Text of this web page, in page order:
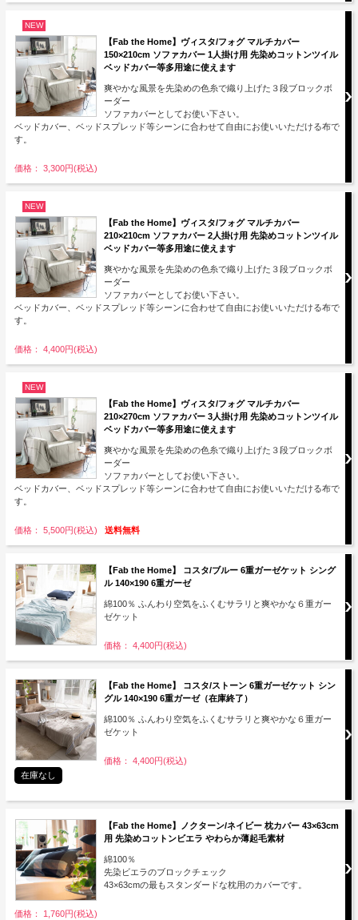
NEW
【Fab the Home】ヴィスタ/フォグ マルチカバー
150×210cm ソファカバー 1人掛け用 先染めコットンツイル
ベッドカバー等多用途に使えます
爽やかな風景を先染めの色糸で織り上げた３段ブロックボ
ーダー
ソファカバーとしてお使い下さい。
ベッドカバー、ベッドスプレッド等シーンに合わせて自由にお使いいただける布で
す。
価格： 3,300円(税込)
NEW
【Fab the Home】ヴィスタ/フォグ マルチカバー
210×210cm ソファカバー 2人掛け用 先染めコットンツイル
ベッドカバー等多用途に使えます
爽やかな風景を先染めの色糸で織り上げた３段ブロックボ
ーダー
ソファカバーとしてお使い下さい。
ベッドカバー、ベッドスプレッド等シーンに合わせて自由にお使いいただける布で
す。
価格： 4,400円(税込)
NEW
【Fab the Home】ヴィスタ/フォグ マルチカバー
210×270cm ソファカバー 3人掛け用 先染めコットンツイル
ベッドカバー等多用途に使えます
爽やかな風景を先染めの色糸で織り上げた３段ブロックボ
ーダー
ソファカバーとしてお使い下さい。
ベッドカバー、ベッドスプレッド等シーンに合わせて自由にお使いいただける布で
す。
価格： 5,500円(税込) 送料無料
【Fab the Home】 コスタ/ブルー 6重ガーゼケット シング
ル 140×190 6重ガーゼ
綿100％ ふんわり空気をふくむサラリと爽やかな６重ガー
ゼケット
価格： 4,400円(税込)
【Fab the Home】 コスタ/ストーン 6重ガーゼケット シン
グル 140×190 6重ガーゼ（在庫終了）
綿100％ ふんわり空気をふくむサラリと爽やかな６重ガー
ゼケット
価格： 4,400円(税込)
在庫なし
【Fab the Home】ノクターン/ネイビー 枕カバー 43×63cm
用 先染めコットンビエラ やわらか薄起毛素材
綿100％
先染ビエラのブロックチェック
43×63cmの最もスタンダードな枕用のカバーです。
価格： 1,760円(税込)